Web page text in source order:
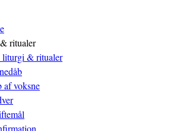
ritualer
liturgi & ritualer
af voksne